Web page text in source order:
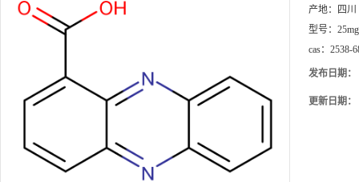
产地：
四川
型号： 25mg
cas： 2538-
发布日期：
更新日期：